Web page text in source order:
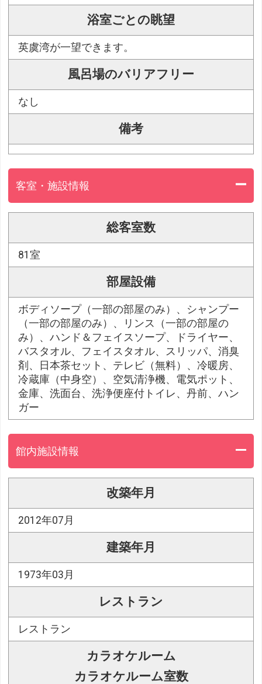
浴室ごとの眺望
英虞湾が一望できます。
風呂場のバリアフリー
なし
備考
客室・施設情報
総客室数
81室
部屋設備
ボディソープ（一部の部屋のみ）、シャンプー
（一部の部屋のみ）、リンス（一部の部屋の
み）、ハンド＆フェイスソープ、ドライヤー、
バスタオル、フェイスタオル、スリッパ、消臭
剤、日本茶セット、テレビ（無料）、冷暖房、
冷蔵庫（中身空）、空気清浄機、電気ポット、
金庫、洗面台、洗浄便座付トイレ、丹前、ハン
ガー
館内施設情報
改築年月
2012年07月
建築年月
1973年03月
レストラン
レストラン
カラオケルーム
カラオケルーム室数